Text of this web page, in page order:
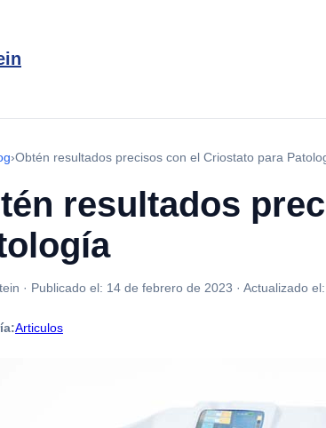
›Obtén resultados precisos con el Criostato para
resultados
· Publicado el: 14 de febrero de 2023 · Actualizado el:
Articulos